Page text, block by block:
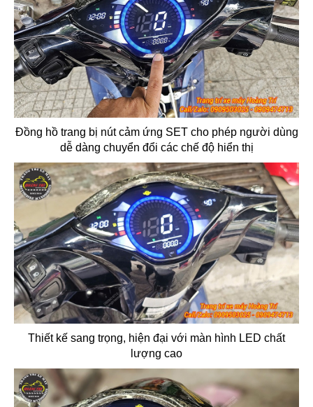
Đồng hồ trang bị nút cảm ứng SET cho phép người dùng
dễ dàng chuyển đổi các chế độ hiển thị
Thiết kế sang trọng, hiện đại với màn hình LED chất
lượng cao